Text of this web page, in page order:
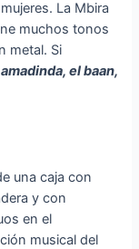
La Mbira
muchos tonos
metal. Si
amadinda, el baan,
una caja con
y con
en el
musical del